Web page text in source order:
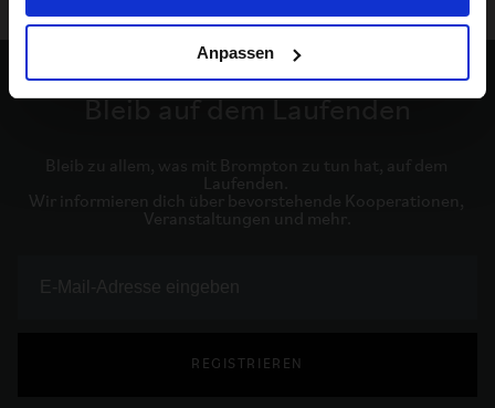
Anpassen
Bleib zu allem, was mit Brompton zu tun hat, auf dem
Laufenden.
Wir informieren dich über bevorstehende Kooperationen,
Veranstaltungen und mehr.
REGISTRIEREN